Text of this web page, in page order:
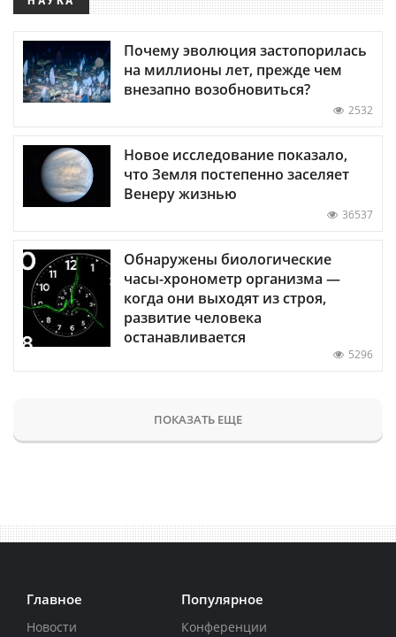
Почему эволюция застопорилась
на миллионы лет, прежде чем
внезапно возобновиться?
2532
Новое исследование показало,
что Земля постепенно заселяет
Венеру жизнью
36537
Обнаружены биологические
часы-хронометр организма —
когда они выходят из строя,
развитие человека
останавливается
5296
ПОКАЗАТЬ ЕЩЕ
Главное
Новости
Популярное
Конференции